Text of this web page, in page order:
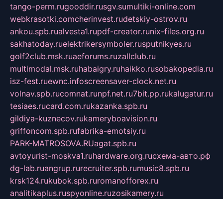
tango-perm.rugooddir.rusgv.sumultiki-online.com
webkrasotki.comcherinvest.rudetskiy-ostrov.ru
ankou.spb.rualvesta1.rupdf-creator.runix-files.org.ru
sakhatoday.ruelektrikersymboler.rusputnikyes.ru
golf2club.msk.ruaeforums.ruzallclub.ru
multimodal.msk.ruhabaigry.ruhaikko.rusobakopedia.ru
isz-fest.ruewnc.infoscreensaver-clock.net.ru
volnav.spb.rucomnat.runpf.net.ru7bit.pp.rukalugatur.ru
tesiaes.rucard.com.rukazanka.spb.ru
gildiya-kuznecov.rukameryboavision.ru
griffoncom.spb.rufabrika-emotsiy.ru
PARK-MATROSOVA.RUagat.spb.ru
avtoyurist-moskva1.ruhardware.org.ruсхема-авто.рф
dg-lab.ruangrup.rurecruiter.spb.rumusic8.spb.ru
krsk124.rukubok.spb.ruromanofforex.ru
analitikaplus.ruspyonline.ruzosikamery.ru